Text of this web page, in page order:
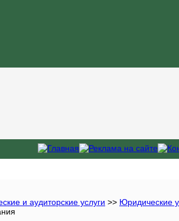
и аудиторские услуги >> Юридические